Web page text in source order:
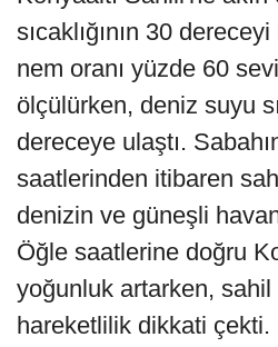
sıcaklığının 30
nem oranı yüzde 60
ölçülürken, deniz suyu
dereceye ulaştı.
saatlerinden itibaren
denizin ve güneşli
Öğle saatlerine doğru
yoğunluk artarken, sahil
hareketlilik dikkati çekti.